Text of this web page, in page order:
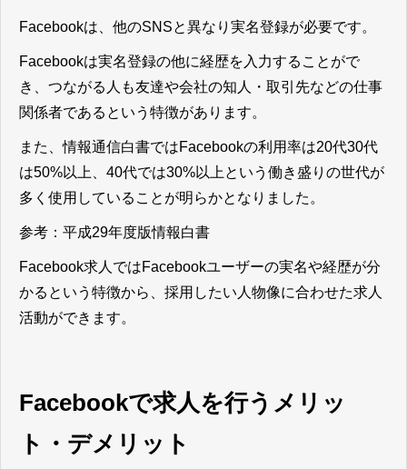
Facebookは、他のSNSと異なり実名登録が必要です。
Facebookは実名登録の他に経歴を入力することがで
き、つながる人も友達や会社の知人・取引先などの仕事
関係者であるという特徴があります。
また、情報通信白書ではFacebookの利用率は20代30代
は50%以上、40代では30%以上という働き盛りの世代が
多く使用していることが明らかとなりました。
参考： 平成29年度版情報白書
Facebook求人ではFacebookユーザーの実名や経歴が分
かるという特徴から、採用したい人物像に合わせた求人
活動ができます。
Facebookで求人を行うメリッ
ト・デメリット